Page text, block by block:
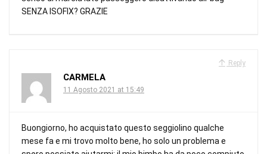
SENZA ISOFIX? GRAZIE
Reply
CARMELA
11 Agosto 2021 at 15:49
Buongiorno, ho acquistato questo seggiolino qualche
mese fa e mi trovo molto bene, ho solo un problema e